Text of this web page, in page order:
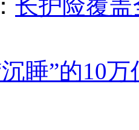
： 长护险覆
睡”的10